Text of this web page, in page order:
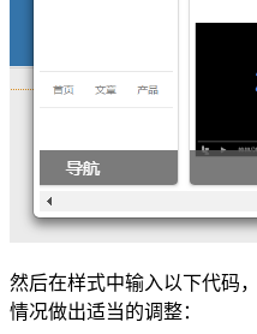
然后在样式中输入以下代码
情况做出适当的调整：